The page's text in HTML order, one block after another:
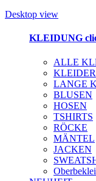
Desktop view
KLEIDUNG
ALLE
KLEIDER
LANGE
BLUSEN
HOSEN
TSHIRTS
RÖCKE
MÄNTEL
JACKEN